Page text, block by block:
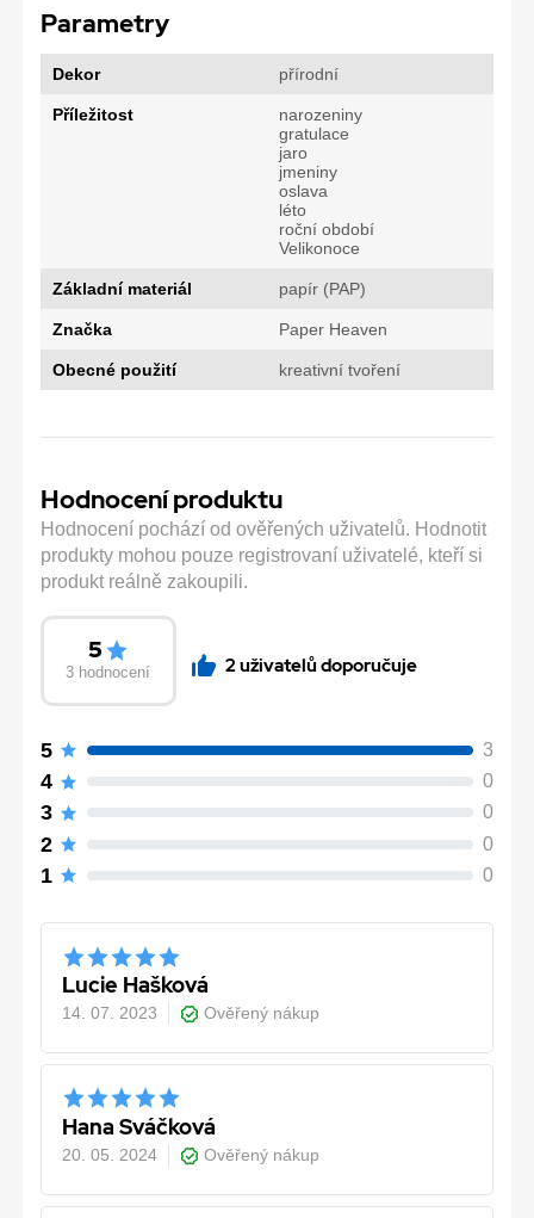
Parametry
Dekor přírodní
Příležitost
narozeniny
gratulace
jaro
jmeniny
oslava
léto
roční období
Velikonoce
Základní materiál papír (PAP)
Značka Paper Heaven
Obecné použití kreativní tvoření
Hodnocení produktu
Hodnocení pochází od ověřených uživatelů. Hodnotit
produkty mohou pouze registrovaní uživatelé, kteří si
produkt reálně zakoupili.
5
3 hodnocení 2 uživatelů doporučuje
5 3
4 0
3 0
2 0
1 0
Lucie Hašková
14. 07. 2023 Ověřený nákup
Hana Sváčková
20. 05. 2024 Ověřený nákup